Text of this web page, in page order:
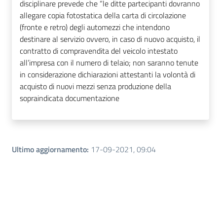
disciplinare prevede che “le ditte partecipanti dovranno
allegare copia fotostatica della carta di circolazione
(fronte e retro) degli automezzi che intendono
destinare al servizio ovvero, in caso di nuovo acquisto, il
contratto di compravendita del veicolo intestato
all’impresa con il numero di telaio; non saranno tenute
in considerazione dichiarazioni attestanti la volontà di
acquisto di nuovi mezzi senza produzione della
sopraindicata documentazione
Ultimo aggiornamento: 17-09-2021, 09:04